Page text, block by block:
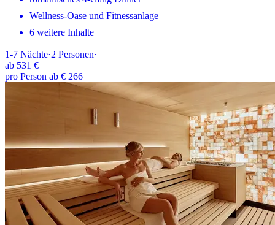
Wellness-Oase und Fitnessanlage
6 weitere Inhalte
1-7 Nächte·2 Personen·
ab 531 €
pro Person ab € 266